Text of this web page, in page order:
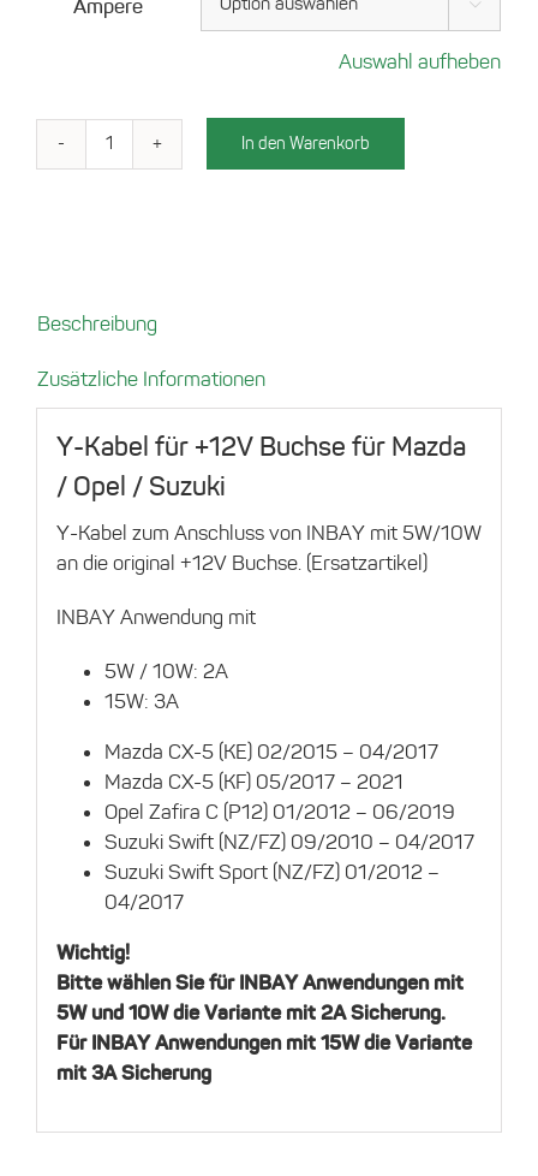
Ampere 
Auswahl aufheben
Y-
Mazda
Suzuki
Menge
In den Warenkorb
Beschreibung
Zusätzliche Informationen
Y-Kabel für +12V Buchse für Mazda
/ Opel / Suzuki
Y-Kabel zum Anschluss von INBAY mit 5W/10W
an die original +12V Buchse. (Ersatzartikel)
INBAY Anwendung mit
5W / 10W: 2A
15W: 3A
Mazda CX-5 (KE) 02/2015 – 04/2017
Mazda CX-5 (KF) 05/2017 – 2021
Opel Zafira C (P12) 01/2012 – 06/2019
Suzuki Swift (NZ/FZ) 09/2010 – 04/2017
Suzuki Swift Sport (NZ/FZ) 01/2012 –
04/2017
Wichtig!
Bitte wählen Sie für INBAY Anwendungen mit
5W und 10W die Variante mit 2A Sicherung.
Für INBAY Anwendungen mit 15W die Variante
mit 3A Sicherung